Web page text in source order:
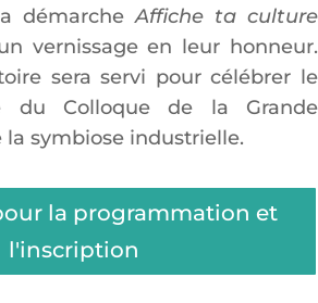
démarcheAffiche ta culture
vernissage en leur honneur.
sera servi pour célébrer le
du Colloque de la Grande
la symbiose industrielle.
la programmation et
l'inscription